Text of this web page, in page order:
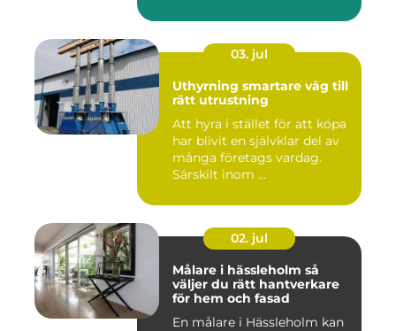
03. jul
Uthyrning smartare väg till
rätt utrustning
Att hyra i stället för att köpa
har blivit en självklar del av
många företags vardag.
Särskilt inom ...
02. jul
Målare i hässleholm så
väljer du rätt hantverkare
för hem och fasad
En målare i Hässleholm kan